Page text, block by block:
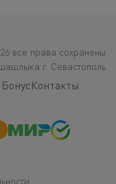
все права сохранены
г. Севастополь
Контакты